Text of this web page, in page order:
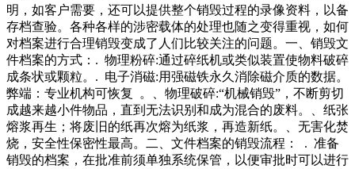
明，如客户需要，还可以提供整个销毁过程的录像资料，以备
存档查验。各种各样的涉密载体的处理也随之变得重视，如何
对档案进行合理销毁变成了人们比较关注的问题。一、销毁文
件档案的方式：. 物理粉碎:通过碎纸机或类似装置使物料破碎
成条状或颗粒。. 电子消磁:用强磁铁永久消除磁介质的数据。
弊端：专业机构可恢复 。、物理破碎:“机械销毁”，不断剪切
成越来越小件物品，直到无法识别和成为混合的废料。、纸张
熔浆再生；将废旧的纸再次熔为纸浆，再造新纸。、无害化焚
烧，安全性保密性最高。二、文件档案的销毁流程： . 准备
销毁的档案，在批准前须单独系统保管，以便审批时可以进行